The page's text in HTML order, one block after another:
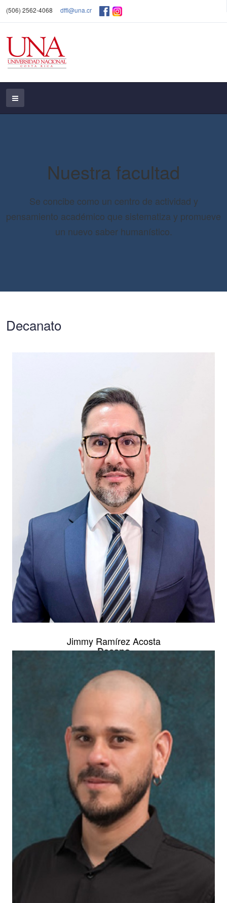
(506) 2562-4068 dffl@una.cr
Nuestra facultad
Se concibe como un centro de actividad y
pensamiento académico que sistematiza y promueve
un nuevo saber humanístico.
Decanato
Jimmy Ramírez Acosta
Decano